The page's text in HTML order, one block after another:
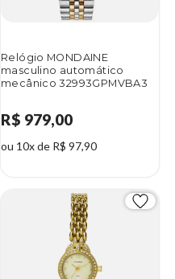
Relógio MONDAINE
masculino automático
mecânico 32993GPMVBA3
R$ 979,00
ou 10x de R$ 97,90